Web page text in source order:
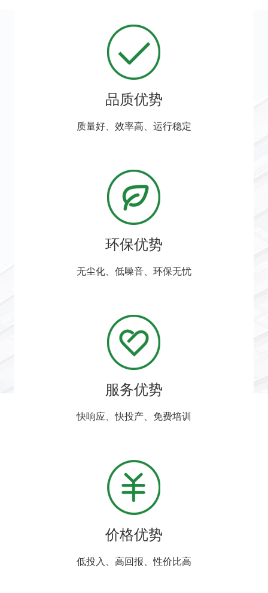
品质优势
质量好、效率高、运行稳定
环保优势
无尘化、低噪音、环保无忧
服务优势
快响应、快投产、免费培训
价格优势
低投入、高回报、性价比高